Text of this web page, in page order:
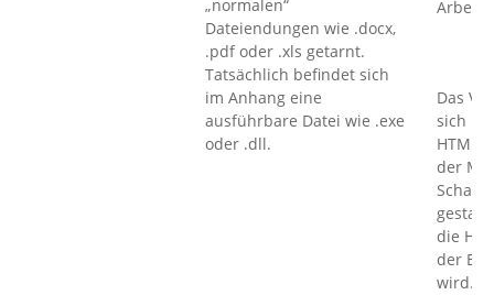
„normalen“
Dateiendungen wie .docx,
.pdf oder .xls getarnt.
Tatsächlich befindet sich
im Anhang eine
ausführbare Datei wie .exe
oder .dll.
Arbeit.
Das
sich in
HTML-
der
die
der E-
wird.